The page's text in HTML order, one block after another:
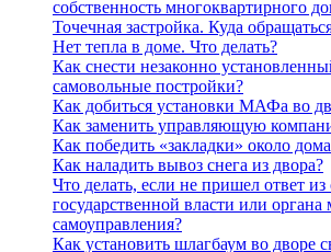
собственность многоквартирного
Точечная застройка. Куда
Нет тепла в доме. Что делать?
Как снести незаконно
самовольные постройки?
Как добиться установки МАФа во
Как заменить управляющую
Как победить «закладки» около
Как наладить вывоз снега из двора?
Что делать, если не пришел ответ из
государственной власти или органа
самоуправления?
Как установить шлагбаум во дворе